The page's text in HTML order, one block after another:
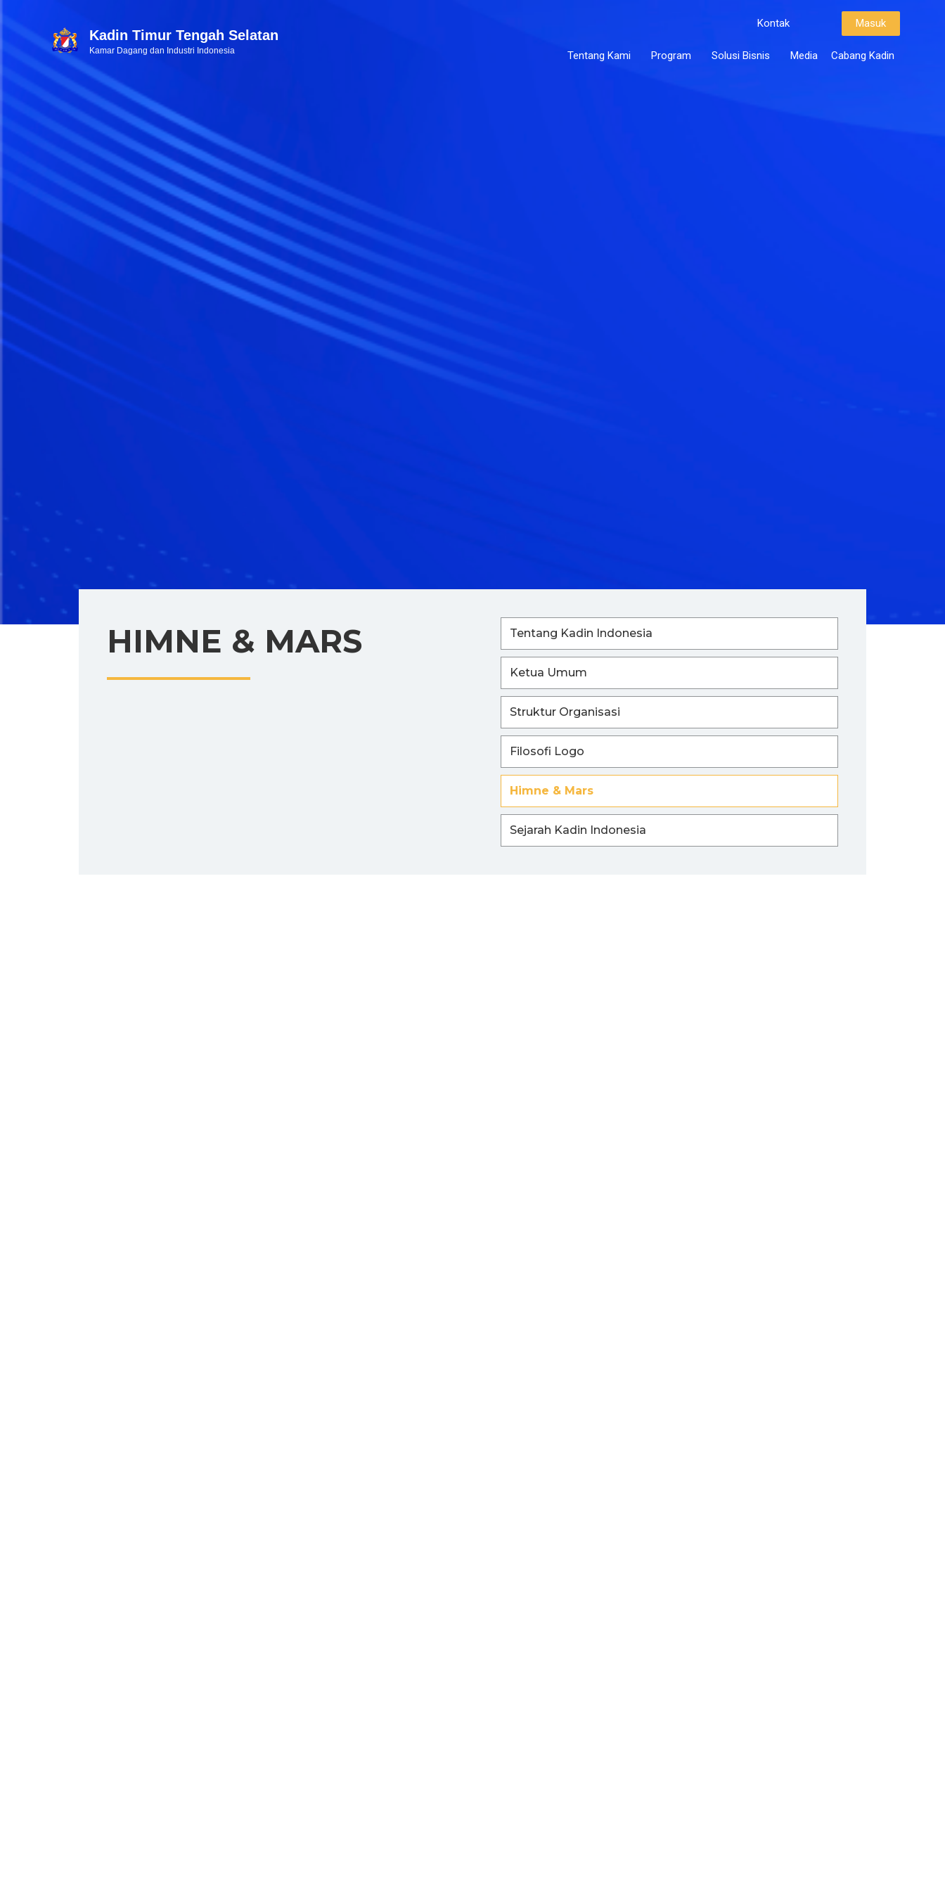
Kadin Timur Tengah Selatan
Kamar Dagang dan Industri Indonesia
Kontak Masuk
Tentang Kami Program Solusi Bisnis Media Cabang Kadin
HIMNE & MARS Tentang Kadin Indonesia
Ketua Umum
Struktur Organisasi
Filosofi Logo
Himne & Mars
Sejarah Kadin Indonesia